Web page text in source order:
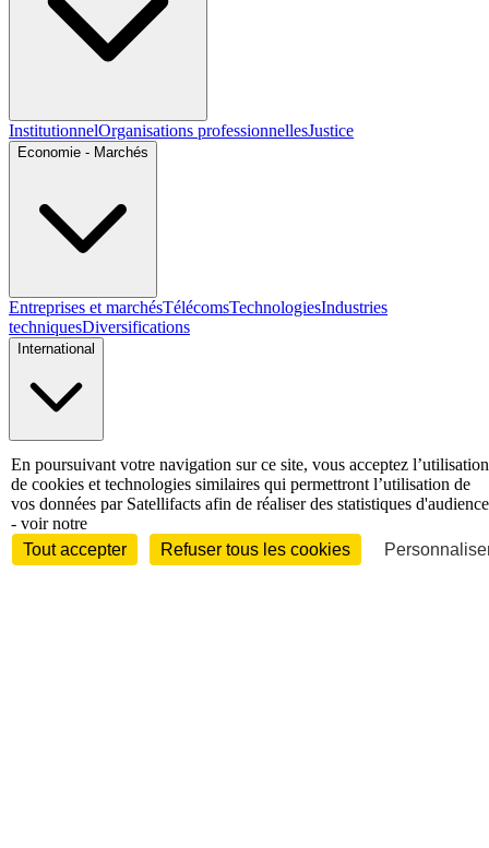
InstitutionnelOrganisations professionnellesJustice
Economie - Marchés
Entreprises et marchésTélécomsTechnologiesIndustries
techniquesDiversifications
International
Personnalités
En poursuivant votre navigation sur ce site, vous acceptez l’utilisation
de cookies et technologies similaires qui permettront l’utilisation de
vos données par Satellifacts afin de réaliser des statistiques d'audience
- voir notre
Tout accepter
Refuser tous les cookies